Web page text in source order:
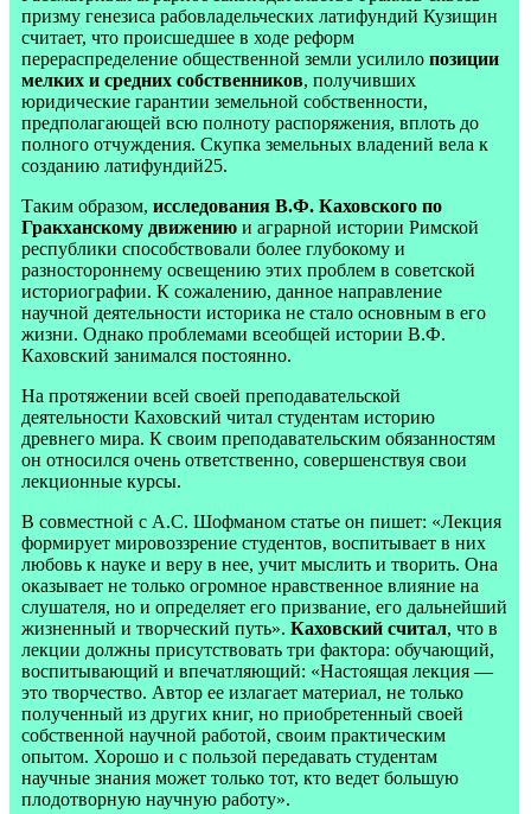
призму генезиса рабовладельческих латифундий Кузищин
считает, что происшедшее в ходе реформ
перераспределение общественной земли усилило позиции
мелких и средних собственников, получивших
юридические гарантии земельной собственности,
предполагающей всю полноту распоряжения, вплоть до
полного отчуждения. Скупка земельных владений вела к
созданию латифундий25.
Таким образом, исследования В.Ф. Каховского по
Гракханскому движению и аграрной истории Римской
республики способствовали более глубокому и
разностороннему освещению этих проблем в советской
историографии. К сожалению, данное направление
научной деятельности историка не стало основным в его
жизни. Однако проблемами всеобщей истории В.Ф.
Каховский занимался постоянно.
На протяжении всей своей преподавательской
деятельности Каховский читал студентам историю
древнего мира. К своим преподавательским обязанностям
он относился очень ответственно, совершенствуя свои
лекционные курсы.
В совместной с А.С. Шофманом статье он пишет: «Лекция
формирует мировоззрение студентов, воспитывает в них
любовь к науке и веру в нее, учит мыслить и творить. Она
оказывает не только огромное нравственное влияние на
слушателя, но и определяет его призвание, его дальнейший
жизненный и творческий путь». Каховский считал, что в
лекции должны присутствовать три фактора: обучающий,
воспитывающий и впечатляющий: «Настоящая лекция —
это творчество. Автор ее излагает материал, не только
полученный из других книг, но приобретенный своей
собственной научной работой, своим практическим
опытом. Хорошо и с пользой передавать студентам
научные знания может только тот, кто ведет большую
плодотворную научную работу».